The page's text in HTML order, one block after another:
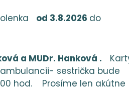
od 3.8.2026 do
a MUDr. Hanková .
sestrička bude
hod. Prosíme len akútne